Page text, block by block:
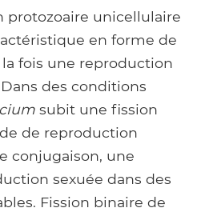
Google+Tumblr
Pocket
protozoaire unicellulaire
en forme de
fois une reproduction
des conditions
subit une fission
de reproduction
conjugaison, une
sexuée dans des
Fission binaire de